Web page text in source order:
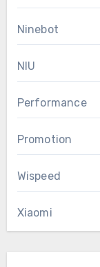
Ninebot
NIU
Performance
Promotion
Wispeed
Xiaomi